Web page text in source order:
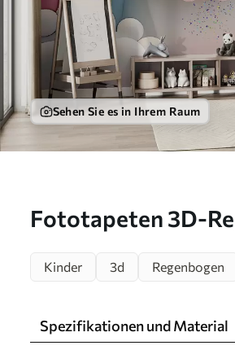
Sehen Sie es in Ihrem Raum
Fototapeten 3D-
Kinder 3d Regenbogen
Spezifikationen und Material